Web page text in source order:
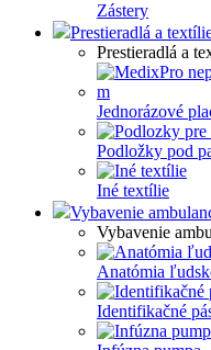
Zástery
Prestieradlá a
Prestieradlá a
Jednorázové
Podložky pod
Iné textílie
Vybavenie
Vybavenie
Anatómia
Identifikačné